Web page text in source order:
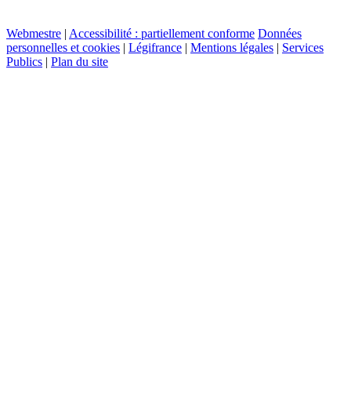
Webmestre | Accessibilité : partiellement conforme Données
personnelles et cookies | Légifrance | Mentions légales | Services
Publics | Plan du site